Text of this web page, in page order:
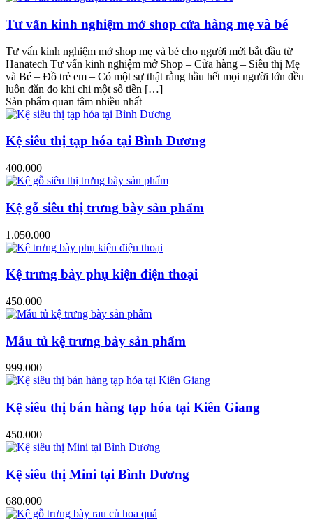
Tư vấn kinh nghiệm mở shop cửa hàng mẹ và bé
Tư vấn kinh nghiệm mở shop mẹ và bé cho người mới bắt đầu từ
Hanatech Tư vấn kinh nghiệm mở Shop – Cửa hàng – Siêu thị Mẹ
và Bé – Đồ trẻ em – Có một sự thật rằng hầu hết mọi người lớn đều
luôn đắn đo khi chi một số tiền […]
Sản phẩm quan tâm nhiều nhất
Kệ siêu thị tạp hóa tại Bình Dương
400.000
Kệ gỗ siêu thị trưng bày sản phẩm
1.050.000
Kệ trưng bày phụ kiện điện thoại
450.000
Mẫu tủ kệ trưng bày sản phẩm
999.000
Kệ siêu thị bán hàng tạp hóa tại Kiên Giang
450.000
Kệ siêu thị Mini tại Bình Dương
680.000